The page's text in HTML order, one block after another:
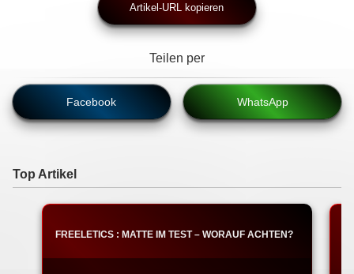
Artikel-URL kopieren
Teilen per
Facebook WhatsApp
Top Artikel
FREELETICS : MATTE IM TEST – WORAUF ACHTEN?